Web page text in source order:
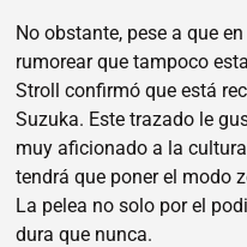
No obstante, pese a que
rumorear que tampoco
Stroll confirmó que está
Suzuka. Este trazado le
muy aficionado a la
tendrá que poner el modo
La pelea no solo por el
dura que nunca.